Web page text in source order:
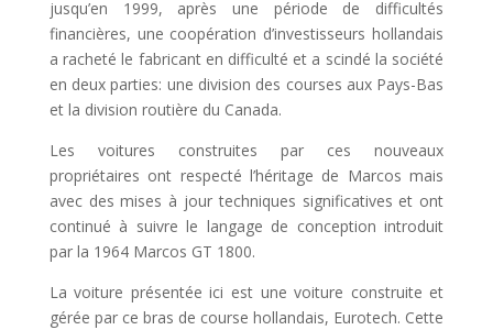
jusqu’en 1999, après une période de difficultés
financières, une coopération d’investisseurs hollandais
a racheté le fabricant en difficulté et a scindé la société
en deux parties: une division des courses aux Pays-Bas
et la division routière du Canada.
Les voitures construites par ces nouveaux
propriétaires ont respecté l’héritage de Marcos mais
avec des mises à jour techniques significatives et ont
continué à suivre le langage de conception introduit
par la 1964 Marcos GT 1800.
La voiture présentée ici est une voiture construite et
gérée par ce bras de course hollandais, Eurotech. Cette